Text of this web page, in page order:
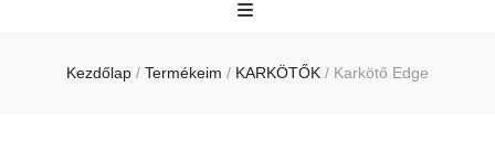
Kezdőlap / Termékeim / KARKÖTŐK / Karkötő Edge